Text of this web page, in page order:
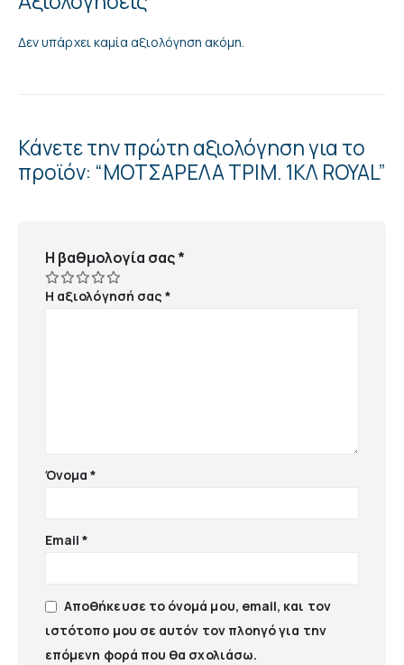
Δεν υπάρχει καμία αξιολόγηση ακόμη.
Κάνετε την πρώτη αξιολόγηση για το
προϊόν: “ΜΟΤΣΑΡΕΛΑ ΤΡΙΜ. 1ΚΛ ROYAL”
Η βαθμολογία σας*
Η αξιολόγησή σας*
Όνομα*
Email*
Αποθήκευσε το όνομά μου, email, και τον
ιστότοπο μου σε αυτόν τον πλοηγό για την
επόμενη φορά που θα σχολιάσω.